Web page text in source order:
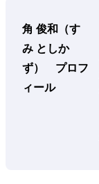
角 俊和（す
み としか
ず） プロフ
ィール